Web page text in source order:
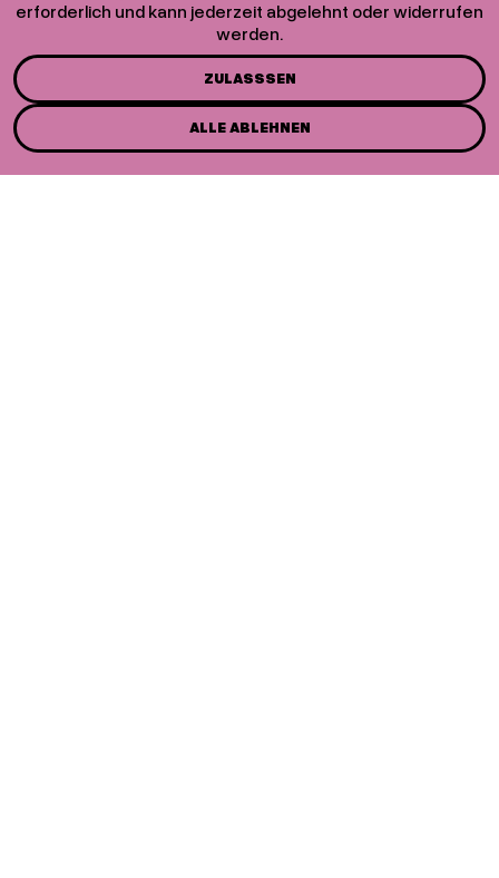
2026 33.
erforderlich und kann jederzeit abgelehnt oder widerrufen
werden.
ZULASSSEN
ALLE ABLEHNEN